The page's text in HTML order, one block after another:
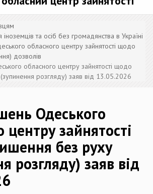
та осіб без громадянства в Україні
обласного центру зайнятості щодо
дозволів
обласного центру зайнятості щодо
розгляду) заяв від 13.05.2026
Одеського
центру зайнятості
без руху
розгляду) заяв від